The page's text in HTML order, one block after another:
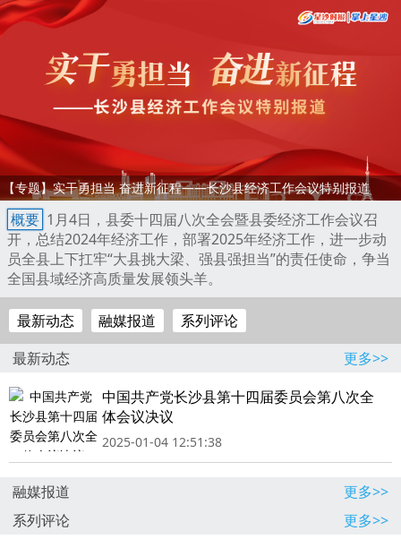
【专题】实干勇担当 奋进新征程——长沙县经济工作会议特别报道
概要 1月4日，县委十四届八次全会暨县委经济工作会议召
开，总结2024年经济工作，部署2025年经济工作，进一步动
员全县上下扛牢“大县挑大梁、强县强担当”的责任使命，争当
全国县域经济高质量发展领头羊。
最新动态 融媒报道
系列评论
最新动态
更多>>
中国共产党长沙县第十四届委员会第八次全
体会议决议
2025-01-04 12:51:38
融媒报道
更多>>
系列评论
更多>>